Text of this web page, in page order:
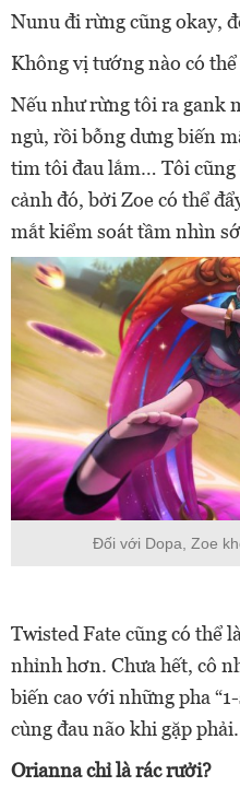
Nunu đi rừng cũng okay,
Không vị tướng nào có thể
Nếu như rừng tôi ra gank
ngủ, rồi bỗng dưng biến
tim tôi đau lắm… Tôi
cảnh đó, bởi Zoe có thể
mắt kiểm soát tầm nhìn
Đối với Dopa, Zoe
Twisted Fate cũng có thể
nhỉnh hơn. Chưa hết, cô
biến cao với những pha
cùng đau não khi gặp phải.
Orianna chỉ là rác rưởi?